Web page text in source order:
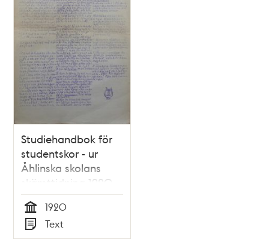
Studiehandbok för
studentskor - ur
Åhlinska skolans
skämttidning 1920
Tid
1920
Typ
Text